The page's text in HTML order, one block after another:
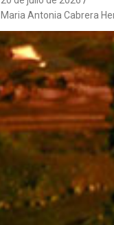
en la Voz del
Maria Antonia Cabrera